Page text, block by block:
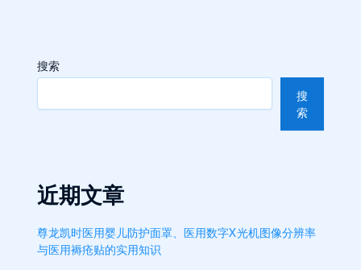
搜索
搜
索
近期文章
尊龙凯时医用婴儿防护面罩、医用数字X光机图像分辨率
与医用褥疮贴的实用知识